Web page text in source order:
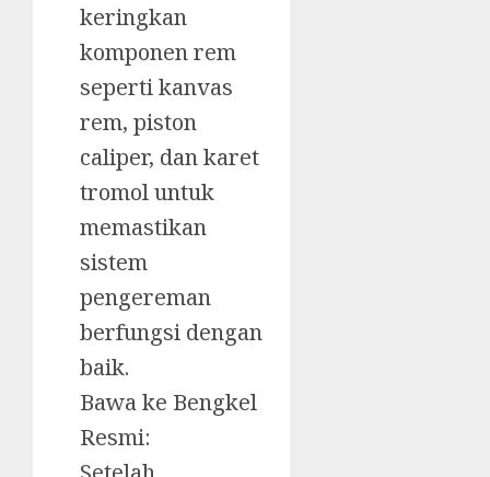
keringkan
komponen rem
seperti kanvas
rem, piston
caliper, dan karet
tromol untuk
memastikan
sistem
pengereman
berfungsi dengan
baik.
Bawa ke Bengkel
Resmi: